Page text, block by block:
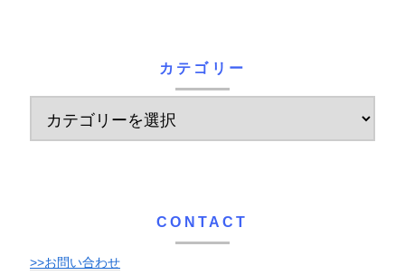
カテゴリー
CONTACT
>>お問い合わせ